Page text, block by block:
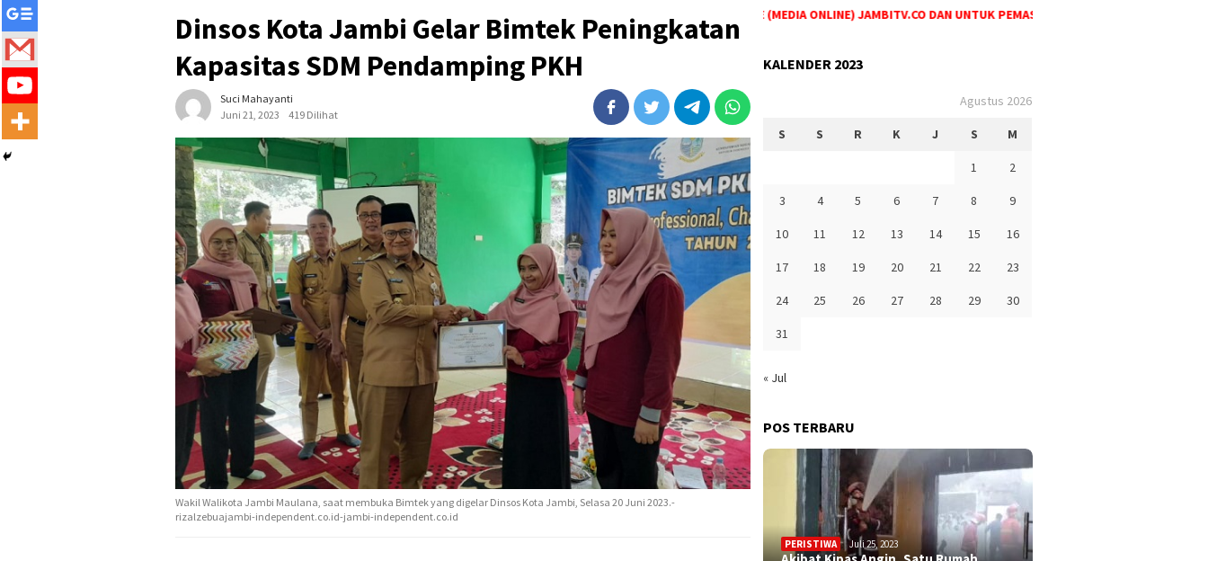
Dinsos Kota Jambi Gelar Bimtek Peningkatan
Kapasitas SDM Pendamping PKH
Suci Mahayanti
Juni 21, 2023
419 Dilihat
Wakil Walikota Jambi Maulana, saat membuka Bimtek yang digelar Dinsos Kota Jambi, Selasa 20 Juni 2023.-
rizalzebuajambi-independent.co.id-jambi-independent.co.id
BERITA TERUPDATE HANYA DI WEBSITE (MEDIA ONLINE) JAMBITV.CO DAN UNTUK PEMASANGAN IKLAN MAUPUN
KALENDER 2023
Agustus 2026
S S R K J S M
1 2
3 4 5 6 7 8 9
10 11 12 13 14 15 16
17 18 19 20 21 22 23
24 25 26 27 28 29 30
31
« Jul
POS TERBARU
PERISTIWA Juli 25, 2023